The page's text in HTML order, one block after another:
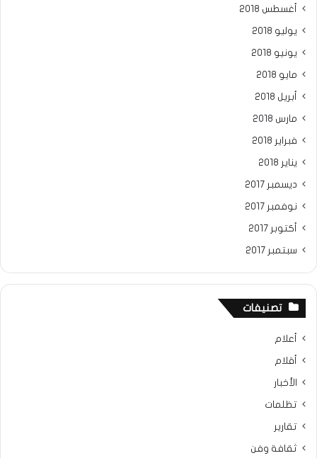
أغسطس 2018
يوليو 2018
يونيو 2018
مايو 2018
أبريل 2018
مارس 2018
فبراير 2018
يناير 2018
ديسمبر 2017
نوفمبر 2017
أكتوبر 2017
سبتمبر 2017
تصنيفات
أعلام
أقلام
الأخبار
تظلمات
تقارير
ثقافة وفن